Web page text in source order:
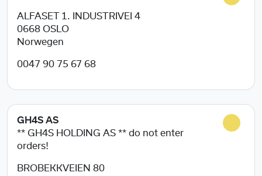
ALFASET 1. INDUSTRIVEI 4
0668 OSLO
Norwegen
0047 90 75 67 68
GH4S AS
** GH4S HOLDING AS ** do not enter
orders!
BROBEKKVEIEN 80